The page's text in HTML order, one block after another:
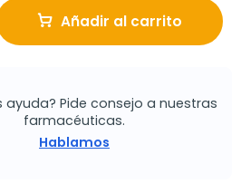
Añadir al carrito
ayuda? Pide consejo a nuestras
farmacéuticas.
Hablamos